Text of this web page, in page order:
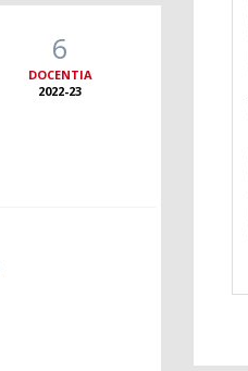
6
DOCENTIA
2022-23